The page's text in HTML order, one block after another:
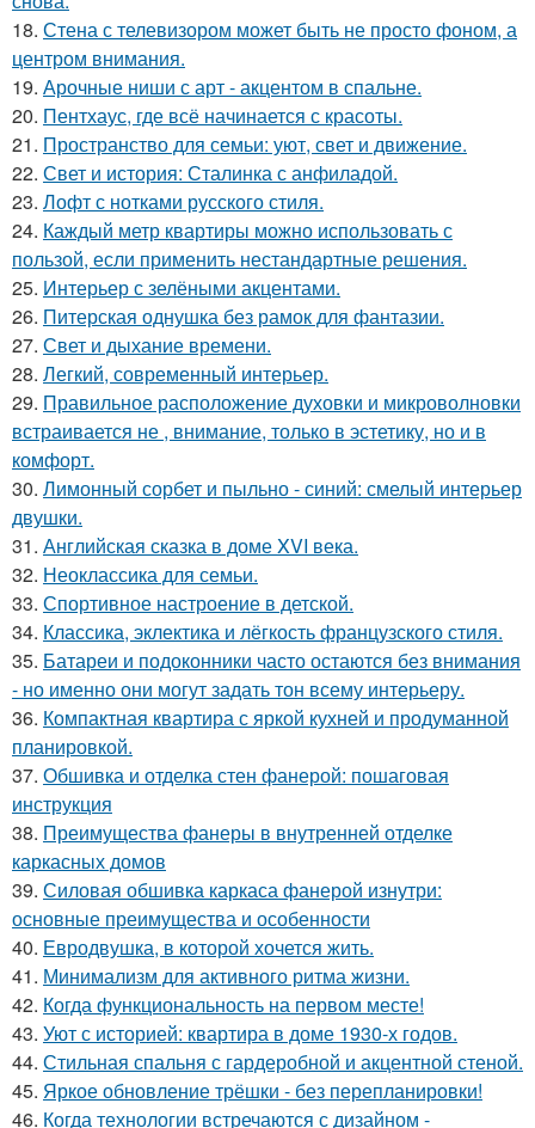
18. Стена с телевизором может быть не просто фоном, а
центром внимания.
19. Арочные ниши с арт - акцентом в спальне.
20. Пентхаус, где всё начинается с красоты.
21. Пространство для семьи: уют, свет и движение.
22. Свет и история: Сталинка с анфиладой.
23. Лофт с нотками русского стиля.
24. Каждый метр квартиры можно использовать с
пользой, если применить нестандартные решения.
25. Интерьер с зелёными акцентами.
26. Питерская однушка без рамок для фантазии.
27. Свет и дыхание времени.
28. Легкий, современный интерьер.
29. Правильное расположение духовки и микроволновки
встраивается не , внимание, только в эстетику, но и в
комфорт.
30. Лимонный сорбет и пыльно - синий: смелый интерьер
двушки.
31. Английская сказка в доме XVI века.
32. Неоклассика для семьи.
33. Спортивное настроение в детской.
34. Классика, эклектика и лёгкость французского стиля.
35. Батареи и подоконники часто остаются без внимания
- но именно они могут задать тон всему интерьеру.
36. Компактная квартира с яркой кухней и продуманной
планировкой.
37. Обшивка и отделка стен фанерой: пошаговая
инструкция
38. Преимущества фанеры в внутренней отделке
каркасных домов
39. Силовая обшивка каркаса фанерой изнутри:
основные преимущества и особенности
40. Евродвушка, в которой хочется жить.
41. Минимализм для активного ритма жизни.
42. Когда функциональность на первом месте!
43. Уют с историей: квартира в доме 1930-х годов.
44. Стильная спальня с гардеробной и акцентной стеной.
45. Яркое обновление трёшки - без перепланировки!
46. Когда технологии встречаются с дизайном -